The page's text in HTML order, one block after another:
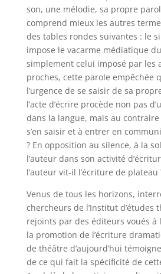
son, une mélodie, sa propre
comprend mieux les autres
des tables rondes suivantes : le
impose le vacarme médiatique
simplement celui imposé par les
proches, cette parole empêchée
l’urgence de se saisir de sa
l’acte d’écrire procède non pas
dans la langue, mais au contraire
s’en saisir et à entrer en
? En opposition au silence, à la
l’auteur dans son activité
l’auteur vit-il l’écriture de plateau
Venus de tous les horizons,
chercheurs de l’Institut d’études
rejoints par des éditeurs voués à
la promotion de l’écriture
de théâtre d’aujourd’hui
de ce qui fait la spécificité de